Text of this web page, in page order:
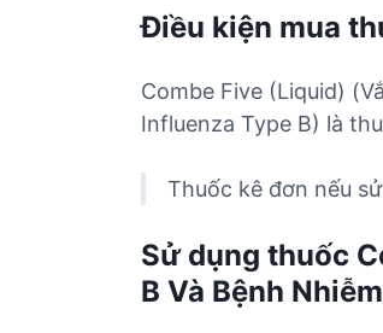
Điều kiện mua
Combe Five (Liquid)
Influenza Type B) là
Thuốc kê đơn nếu
Sử dụng thuốc
B Và Bệnh